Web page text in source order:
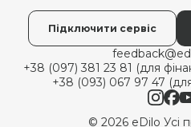
Підключити сервіс
+38 (097) 381 23 81 (для
+38 (093) 067 97 47
© 2026 eDilo Усі